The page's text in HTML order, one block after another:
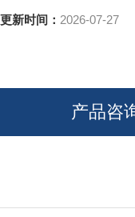
更新时间： 2026-07-27
产品咨